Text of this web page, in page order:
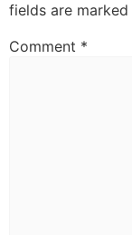
fields are marked
Comment *